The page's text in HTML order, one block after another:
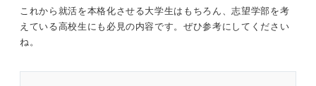
これから就活を本格化させる大学生はもちろん、志望学部を考
えている高校生にも必見の内容です。ぜひ参考にしてください
ね。